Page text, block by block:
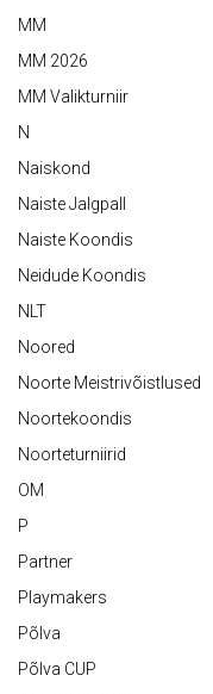
MM
MM 2026
MM Valikturniir
N
Naiskond
Naiste Jalgpall
Naiste Koondis
Neidude Koondis
NLT
Noored
Noorte Meistrivõistlused
Noortekoondis
Noorteturniirid
OM
P
Partner
Playmakers
Põlva
Põlva CUP